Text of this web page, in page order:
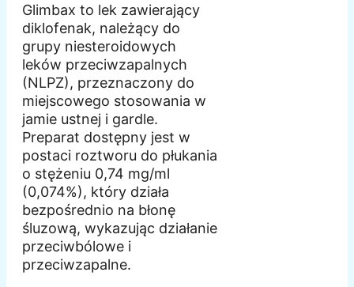
Glimbax to lek zawierający
diklofenak, należący do
grupy niesteroidowych
leków przeciwzapalnych
(NLPZ), przeznaczony do
miejscowego stosowania w
jamie ustnej i gardle.
Preparat dostępny jest w
postaci roztworu do płukania
o stężeniu 0,74 mg/ml
(0,074%), który działa
bezpośrednio na błonę
śluzową, wykazując działanie
przeciwbólowe i
przeciwzapalne.